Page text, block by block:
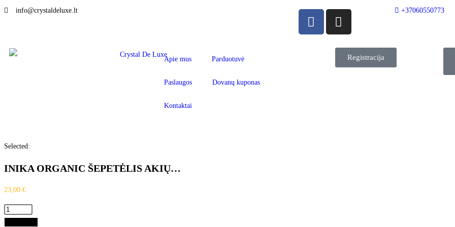
info@crystaldeluxe.lt +37060550773
Apie mus Parduotuvė
Paslaugos Dovanų kuponas
Kontaktai
Registracija
Selected:
INIKA ORGANIC ŠEPETĖLIS AKIŲ…
23,00 €